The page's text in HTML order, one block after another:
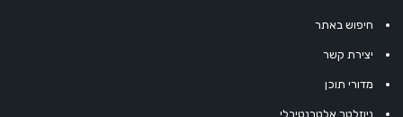
חיפוש באתר
יצירת קשר
מדורי תוכן
ניוזלטר אלטרנטיבלי